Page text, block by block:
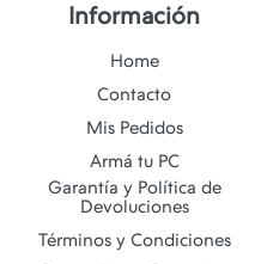
Información
Home
Contacto
Mis Pedidos
Armá tu PC
Garantía y Política de
Devoluciones
Términos y Condiciones